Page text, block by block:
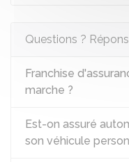
Questions ?
Franchise
marche ?
Est-on assuré
son véhicule